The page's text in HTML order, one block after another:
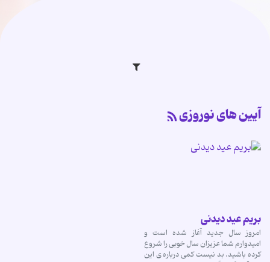
آیین های نوروزی
بریم عید دیدنی
امروز سال جدید آغاز شده است و
امیدوارم شما عزیزان سال خوبی را شروع
کرده باشید. بد نیست کمی درباره ی این